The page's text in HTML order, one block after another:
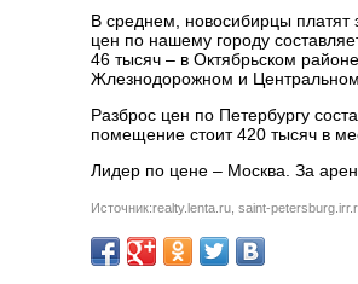
В среднем, новосибирцы платят
цен по нашему городу
46 тысяч – в Октябрьском
Жлезнодорожном и
Разброс цен по Петербургу
помещение стоит 420 тысяч в
Лидер по цене – Москва. За
Источник:realty.lenta.ru, saint-